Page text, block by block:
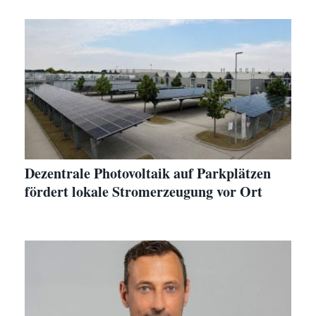
Dezentrale Photovoltaik auf Parkplätzen
fördert lokale Stromerzeugung vor Ort